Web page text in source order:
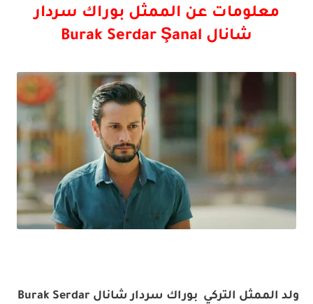
معلومات عن الممثل بوراك سردار
شانال Burak Serdar Şanal
ولد الممثل التركي بوراك سردار شانال Burak Serdar